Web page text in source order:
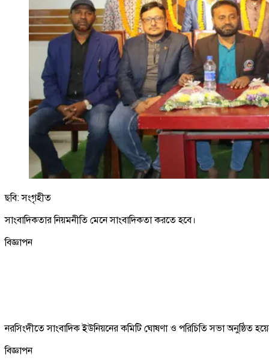
ছবি: সংগৃহীত
সাংবাদিকতার নিয়মনীতি মেনে সাংবাদিকতা করতে হবে।
বিজ্ঞাপন
নরসিংদীতে সাংবাদিক ইউনিয়নের কমিটি ঘোষণা ও পরিচিতি সভা অনুষ্ঠিত
বিজ্ঞাপন